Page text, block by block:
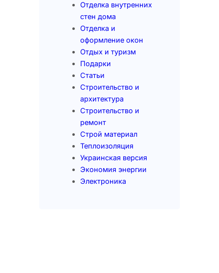
Отделка внутренних
стен дома
Отделка и
оформление окон
Отдых и туризм
Подарки
Статьи
Строительство и
архитектура
Строительство и
ремонт
Строй материал
Теплоизоляция
Украинская версия
Экономия энергии
Электроника